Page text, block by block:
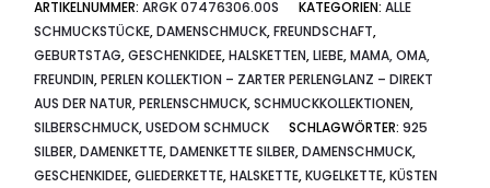
ARTIKELNUMMER:ARGK 07476306.00S KATEGORIEN:ALLE
SCHMUCKSTÜCKE,DAMENSCHMUCK,FREUNDSCHAFT,
GEBURTSTAG,GESCHENKIDEE,HALSKETTEN,LIEBE,MAMA, OMA,
FREUNDIN,PERLEN KOLLEKTION – ZARTER PERLENGLANZ – DIREKT
AUS DER NATUR,PERLENSCHMUCK,SCHMUCKKOLLEKTIONEN,
SILBERSCHMUCK,USEDOM SCHMUCK SCHLAGWÖRTER:925
SILBER,DAMENKETTE,DAMENKETTE SILBER,DAMENSCHMUCK,
GESCHENKIDEE,GLIEDERKETTE,HALSKETTE,KUGELKETTE,KÜSTEN